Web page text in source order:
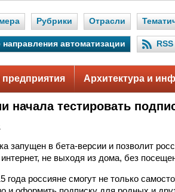
Рубрики Отрасли
направления автоматизации RSS
Архитектура и
начала тестировать
запущен в бета-версии и позволит
не выходя из дома, без
года россияне смогут не только